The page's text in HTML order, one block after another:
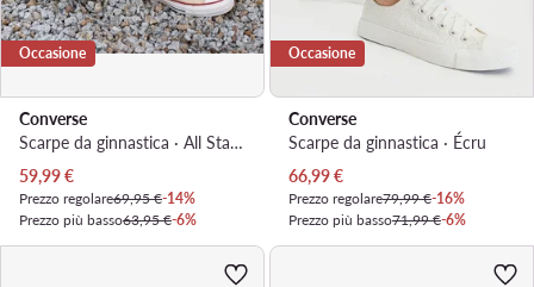
Occasione
Converse
Scarpe da ginnastica · All Star · Beige
Prezzo attuale
59,99€
Prezzo regolare69,95 €-14%
Prezzo più basso63,95 €-6%
Occasione
Converse
Scarpe da ginnastica · Écru
Prezzo attuale
66,99€
Prezzo regolare79,99 €-16%
Prezzo più basso71,99 €-6%